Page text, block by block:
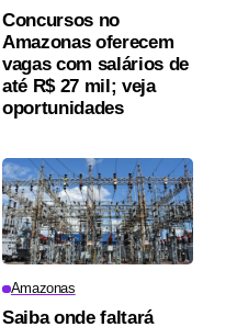
Concursos no
Amazonas oferecem
vagas com salários de
até R$ 27 mil; veja
oportunidades
Amazonas
Saiba onde faltará